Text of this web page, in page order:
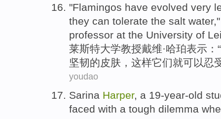
"Flamingos have evolved very
they can tolerate the salt water
professor at the University of
莱斯特大学教授戴维·哈珀表示：“
坚韧的皮肤 ， 这样它们就可以忍
youdao
Sarina Harper, a 19-year-old
faced with a tough dilemma